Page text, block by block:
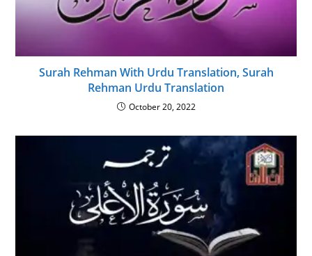
Surah Rehman With Urdu Translation, Surah
Rehman Urdu Translation
October 20, 2022